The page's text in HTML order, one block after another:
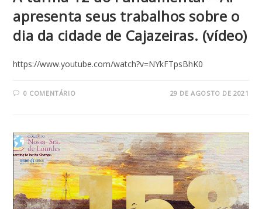
apresenta seus trabalhos sobre o
dia da cidade de Cajazeiras. (vídeo)
https://www.youtube.com/watch?v=NYkFTpsBhK0
0 COMENTÁRIO 29 DE AGOSTO DE 2021